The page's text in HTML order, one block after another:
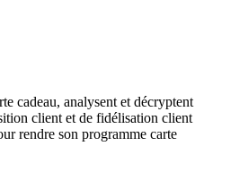
cadeau, analysent et décryptent
client et de fidélisation client
rendre son programme carte